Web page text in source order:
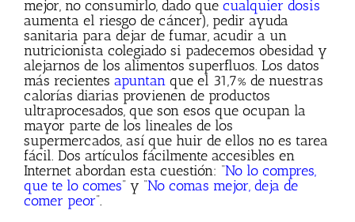
mejor, no consumirlo, dado que cualquier dosis
aumenta el riesgo de cáncer), pedir ayuda
sanitaria para dejar de fumar, acudir a un
nutricionista colegiado si padecemos obesidad y
alejarnos de los alimentos superfluos. Los datos
más recientes apuntan que el 31,7% de nuestras
calorías diarias provienen de productos
ultraprocesados, que son esos que ocupan la
mayor parte de los lineales de los
supermercados, así que huir de ellos no es tarea
fácil. Dos artículos fácilmente accesibles en
Internet abordan esta cuestión: “No lo compres,
que te lo comes” y “No comas mejor, deja de
comer peor”.